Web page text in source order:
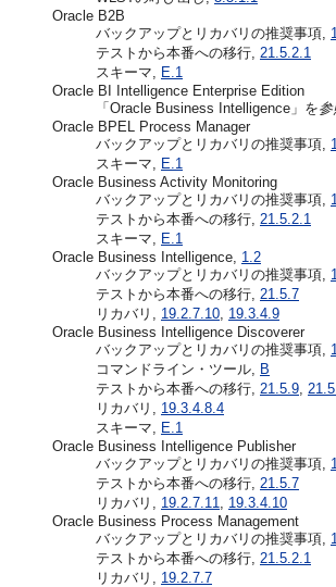
Oracle B2B
バックアップとリカバリの推奨事項,
テストから本番への移行, 21.5.2.1
スキーマ,
E.1
Oracle BI Intelligence Enterprise Edition
「Oracle Business Intelligence」を参
Oracle BPEL Process Manager
バックアップとリカバリの推奨事項,
スキーマ,
E.1
Oracle Business Activity Monitoring
バックアップとリカバリの推奨事項,
テストから本番への移行, 21.5.2.1
スキーマ,
E.1
Oracle Business Intelligence, 1.2
バックアップとリカバリの推奨事項,
テストから本番への移行, 21.5.7
リカバリ, 19.2.7.10 19.3.4.9
Oracle Business Intelligence Discoverer
バックアップとリカバリの推奨事項,
コマンドライン・ツール,
B
テストから本番への移行, 21.5.9
リカバリ, 19.3.4.8.4
スキーマ,
E.1
Oracle Business Intelligence Publisher
バックアップとリカバリの推奨事項,
テストから本番への移行, 21.5.7
リカバリ, 19.2.7.11
19.3.4.10
Oracle Business Process Management
バックアップとリカバリの推奨事項,
テストから本番への移行, 21.5.2.1
リカバリ, 19.2.7.7